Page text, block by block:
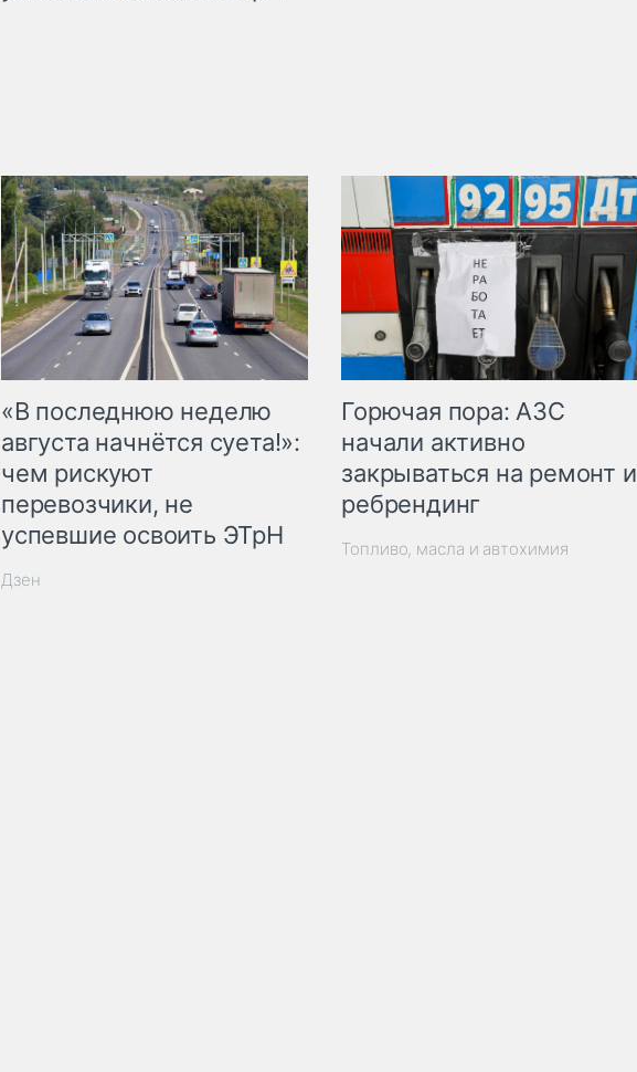
«В последнюю неделю
августа начнётся суета!»:
чем рискуют
перевозчики, не
успевшие освоить ЭТрН
Дзен
Горючая пора: АЗС
начали активно
закрываться на ремонт и
ребрендинг
Топливо, масла и автохимия